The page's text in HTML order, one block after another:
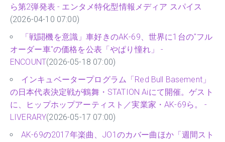
ら第2弾発表 - エンタメ特化型情報メディア スパイス
(2026-04-10 07:00)
「戦闘機を意識」車好きのAK-69、世界に1台の"フル
オーダー車"の価格を公表「やぱり憧れ」 -
ENCOUNT(2026-05-18 07:00)
インキュベータープログラム「Red Bull Basement」
の日本代表決定戦が鶴舞・STATION Aiにて開催。ゲスト
に、ヒップホップアーティスト／実業家・AK-69ら。 -
LIVERARY(2026-05-17 07:00)
AK-69の2017年楽曲、JO1のカバー曲ほか「週間スト